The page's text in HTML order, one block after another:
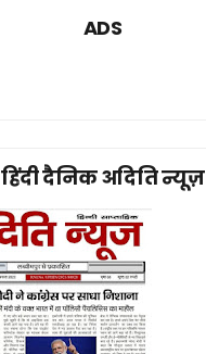
ADS
हिंदी दैनिक अदिति न्यूज़